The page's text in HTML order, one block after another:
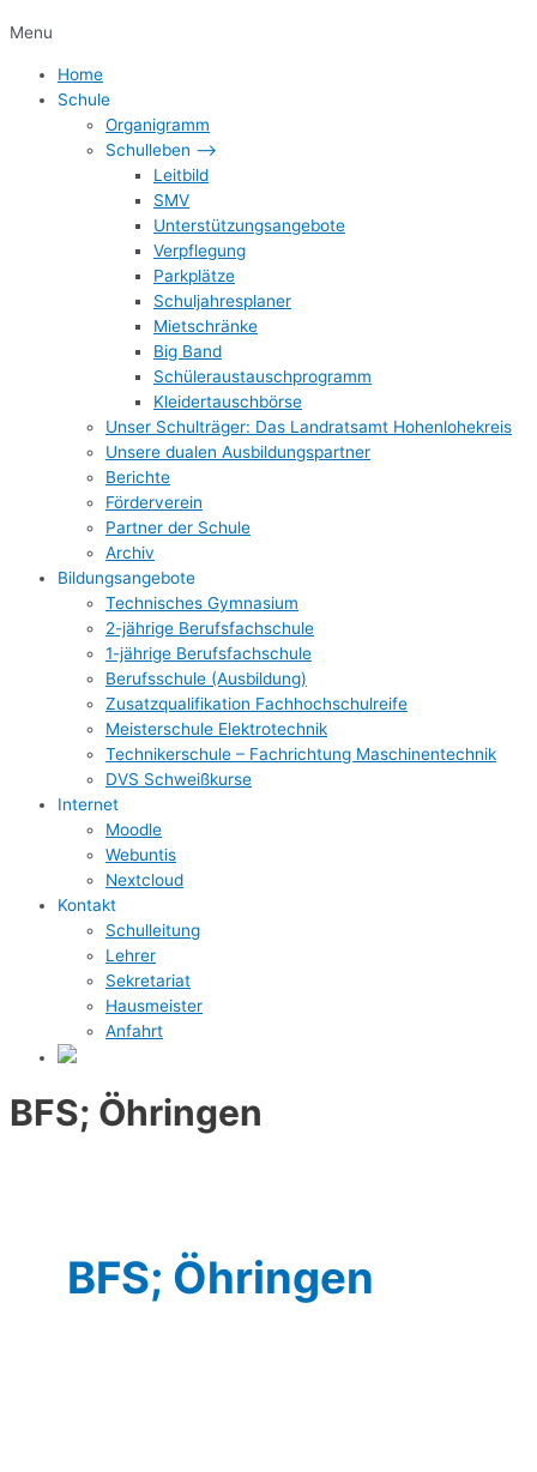
Menu
Home
Schule
Organigramm
Schulleben –>
Leitbild
SMV
Unterstützungsangebote
Verpflegung
Parkplätze
Schuljahresplaner
Mietschränke
Big Band
Schüleraustauschprogramm
Kleidertauschbörse
Unser Schulträger: Das Landratsamt Hohenlohekreis
Unsere dualen Ausbildungspartner
Berichte
Förderverein
Partner der Schule
Archiv
Bildungsangebote
Technisches Gymnasium
2-jährige Berufsfachschule
1-jährige Berufsfachschule
Berufsschule (Ausbildung)
Zusatzqualifikation Fachhochschulreife
Meisterschule Elektrotechnik
Technikerschule – Fachrichtung Maschinentechnik
DVS Schweißkurse
Internet
Moodle
Webuntis
Nextcloud
Kontakt
Schulleitung
Lehrer
Sekretariat
Hausmeister
Anfahrt
BFS; Öhringen
BFS; Öhringen